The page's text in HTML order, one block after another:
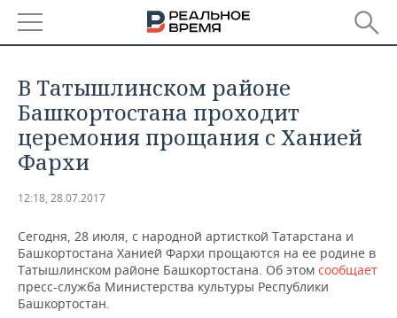
БАШКОРТОСТАН
ТАТАРСТАН
НОВОСТИ
АНАЛИТИКА
КОРОЛИ ГОСЗАКАЗА ПФО
ВУЗЫ ТАТАРСТАНА
ФИНАНСЫ
БАНКИ
НОВОСТИ
ПРОМЫШЛЕННОСТИ
НЕДВИЖИМОСТЬ
НОВОСТИ НЕДВИЖИМОСТИ
АВТО
В Татышлинском районе
Башкортостана проходит
церемония прощания с Ханией
Фархи
12:18, 28.07.2017
Сегодня, 28 июля, с народной артисткой Татарстана и
Башкортостана Ханией Фархи прощаются на ее родине в
Татышлинском районе Башкортостана. Об этом сообщает
пресс-служба Министерства культуры Республики
Башкортостан.